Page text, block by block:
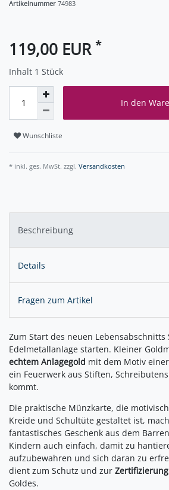
Artikelnummer 74983
119,00 EUR *
Inhalt 1 Stück
In den
Wunschliste
* inkl. ges. MwSt. zzgl. Versandkosten
Beschreibung
Details
Fragen zum Artikel
Zum Start des neuen
Edelmetallanlage starten. Kleiner
echtem Anlagegold mit dem Motiv
ein Feuerwerk aus Stiften,
kommt.
Die praktische Münzkarte, die
Kreide und Schultüte gestaltet ist,
fantastisches Geschenk aus dem
Kindern auch einfach, damit zu
aufzubewahren und sich daran zu
dient zum Schutz und zur
Goldes.